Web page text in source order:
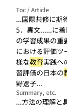
Toc / Article
...国際共修に期
5．異文......に
の学習成果の重
における評価
様な教育実践へ
習評価の日本の
野遼子...
Summary, etc.
...方法の理解と